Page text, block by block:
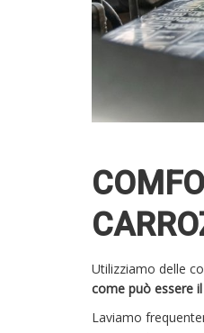
Utilizziamo delle
come può essere
Laviamo